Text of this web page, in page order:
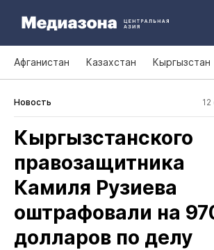
Афганистан Казахстан Кыргызстан
Новость
Кыргызстанского
правозащитника
Камиля Рузиева
оштрафовали на
долларов по делу